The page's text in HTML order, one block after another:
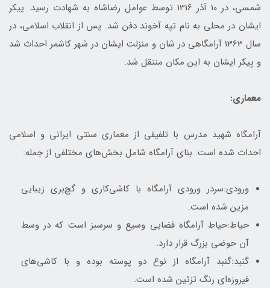
شمسی، در 10 آذر 1316 توسط عوامل رضاشاه به شهادت رسید. پیکر
ایشان در محلی به نام تپه آخوند دفن شد. پس از انقلاب اسلامی، در
سال 1363 آرامگاهی در شان و منزلت ایشان در شهر کاشمر احداث شد
و پیکر ایشان به این مکان منتقل شد.
معماری:
آرامگاه شهید مدرس با تلفیقی از معماری سنتی ایرانی و اسلامی
احداث شده است. بنای آرامگاه شامل بخش‌های مختلفی از جمله:
ورودی:سردر ورودی آرامگاه با کاشی‌کاری و گچ‌بری زیبایی
مزین شده است.
حیاط:حیاط آرامگاه فضایی وسیع و سرسبز است که در وسط
آن حوضی بزرگ قرار دارد.
گنبد:گنبد آرامگاه از نوع دو پوسته بوده و با کاشی‌های
فیروزه‌ای رنگ تزئین شده است.